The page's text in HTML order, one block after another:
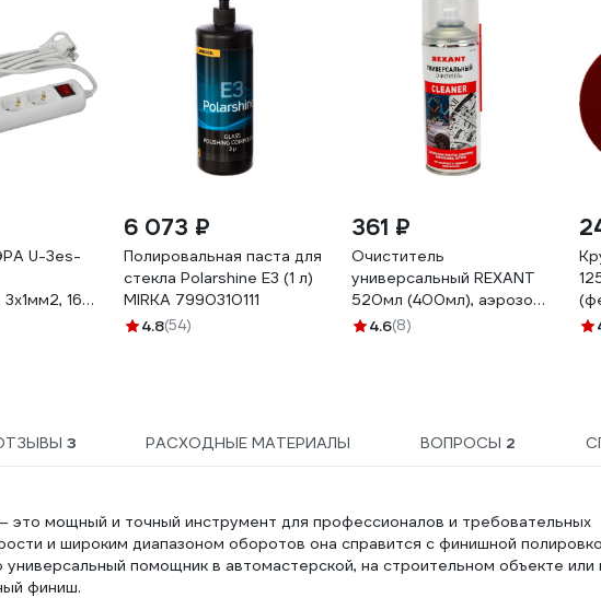
U-3es-
16A,
3м
6 073 ₽
Полировальная паста для
стекла Polarshine E3 (1 л)
MIRKA 7990310111
4.8(54)
361 ₽
Очиститель
универсальный REXANT
520мл (400мл), аэрозоль
85-0002
4.6(8)
3 РАСХОДНЫЕ МАТЕРИАЛЫ ВОПРОСЫ 2
мощный и точный инструмент для профессионалов и требовательных
и широким диапазоном оборотов она справится с финишной
помощник в автомастерской, на строительном объекте или
финиш.